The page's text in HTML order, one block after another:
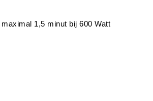
1,5 minut bij 600 Watt